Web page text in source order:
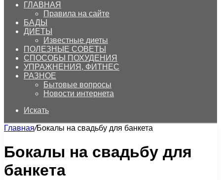
ГЛАВНАЯ
Правила на сайте
БАДЫ
ДИЕТЫ
Известные диеты
ПОЛЕЗНЫЕ СОВЕТЫ
СПОСОБЫ ПОХУДЕНИЯ
УПРАЖНЕНИЯ, ФИТНЕС
РАЗНОЕ
Бытовые вопросы
Новости интернета
Искать
Главная/Бокалы на свадьбу для банкета
Бокалы на свадьбу для
банкета